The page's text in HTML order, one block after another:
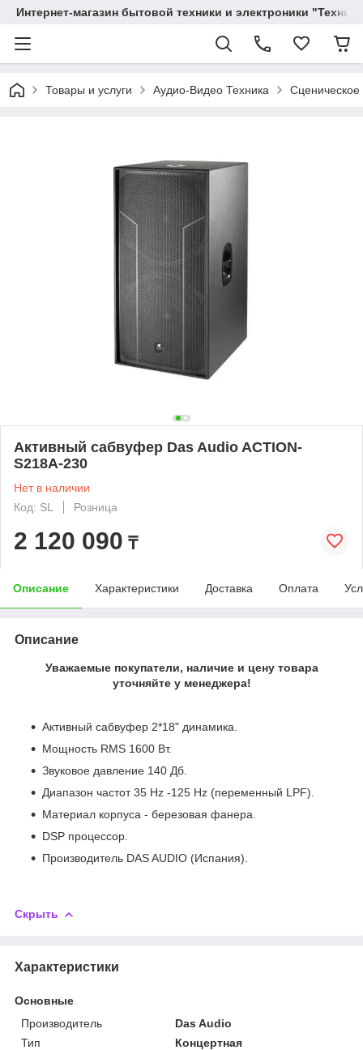
Интернет-магазин бытовой техники и электроники
Товары и услуги Аудио-Видео Техника
Активный сабвуфер Das Audio ACTION-
S218A-230
Нет в наличии
Код: SL
Розница
2 120 090 ₸
Описание Характеристики Доставка Оплата
Описание
Уважаемые покупатели, наличие и цену товара
уточняйте у менеджера!
Активный сабвуфер 2*18" динамика.
Мощность RMS 1600 Вт.
Звуковое давление 140 Дб.
Диапазон частот 35 Hz -125 Hz (переменный LPF).
Материал корпуса - березовая фанера.
DSP процессор.
Производитель DAS AUDIO (Испания).
Скрыть
Характеристики
Основные
Производитель
Das Audio
Тип
Концертная